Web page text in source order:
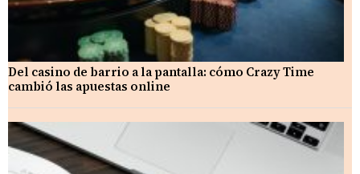
Del casino de barrio a la pantalla: cómo Crazy Time
cambió las apuestas online